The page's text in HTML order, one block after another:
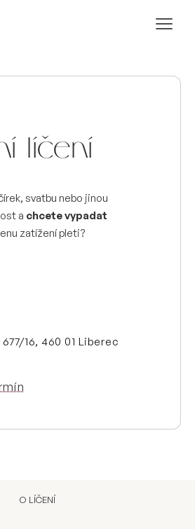
líčení
svatbu nebo jinou
a chcete vypadat
zatížení pleti?
16, 460 01 Liberec
O LÍČENÍ